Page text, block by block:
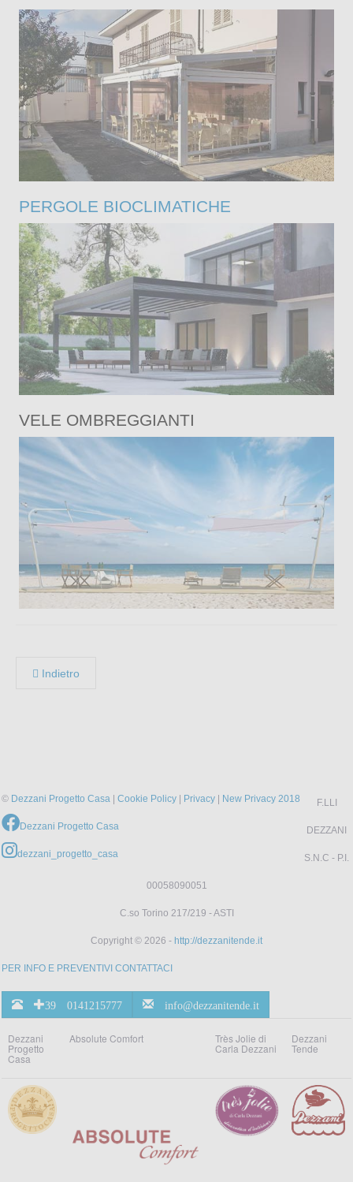
PERGOLE BIOCLIMATICHE
VELE OMBREGGIANTI
Indietro
© Dezzani Progetto Casa Cookie Policy Privacy New Privacy 2018
Dezzani Progetto Casa
dezzani_progetto_casa
F.LLI
DEZZANI
S.N.C - P.I.
00058090051
C.so Torino 217/219 - ASTI
Copyright © 2026 - http://dezzanitende.it
PER INFO E PREVENTIVI CONTATTACI
+39 0141215777 info@dezzanitende.it
Dezzani
Progetto
Casa
Absolute Comfort Très Jolie di
Carla Dezzani
Dezzani
Tende